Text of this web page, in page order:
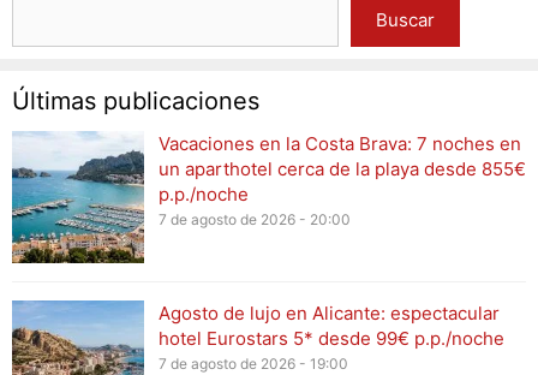
Buscar
Últimas publicaciones
Vacaciones en la Costa Brava: 7 noches en
un aparthotel cerca de la playa desde 855€
p.p./noche
7 de agosto de 2026 - 20:00
Agosto de lujo en Alicante: espectacular
hotel Eurostars 5* desde 99€ p.p./noche
7 de agosto de 2026 - 19:00